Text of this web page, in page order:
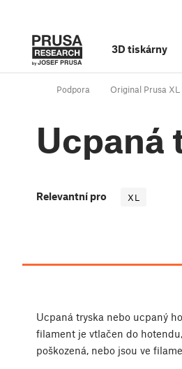
3D tiskárny
Podpora Original Prusa XL
Ucpaná
Relevantní pro XL
Ucpaná tryska nebo ucpaný
filament je vtlačen do
poškozená, nebo jsou ve